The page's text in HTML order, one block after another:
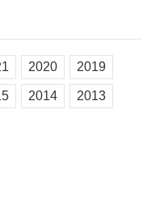
2020 2019
2014 2013